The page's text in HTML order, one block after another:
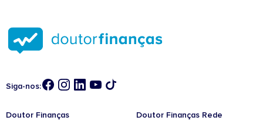
Siga-nos:
Doutor Finanças Doutor Finanças Rede